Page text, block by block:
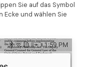
Sie auf das Symbol
und wählen Sie